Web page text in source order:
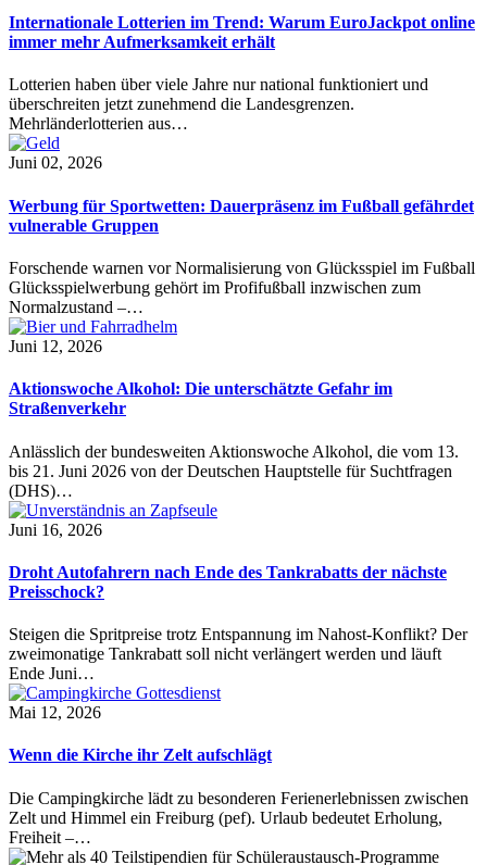
Internationale Lotterien im Trend: Warum EuroJackpot online
immer mehr Aufmerksamkeit erhält
Lotterien haben über viele Jahre nur national funktioniert und
überschreiten jetzt zunehmend die Landesgrenzen.
Mehrländerlotterien aus…
Juni 02, 2026
Werbung für Sportwetten: Dauerpräsenz im Fußball gefährdet
vulnerable Gruppen
Forschende warnen vor Normalisierung von Glücksspiel im Fußball
Glücksspielwerbung gehört im Profifußball inzwischen zum
Normalzustand –…
Juni 12, 2026
Aktionswoche Alkohol: Die unterschätzte Gefahr im
Straßenverkehr
Anlässlich der bundesweiten Aktionswoche Alkohol, die vom 13.
bis 21. Juni 2026 von der Deutschen Hauptstelle für Suchtfragen
(DHS)…
Juni 16, 2026
Droht Autofahrern nach Ende des Tankrabatts der nächste
Preisschock?
Steigen die Spritpreise trotz Entspannung im Nahost-Konflikt? Der
zweimonatige Tankrabatt soll nicht verlängert werden und läuft
Ende Juni…
Mai 12, 2026
Wenn die Kirche ihr Zelt aufschlägt
Die Campingkirche lädt zu besonderen Ferienerlebnissen zwischen
Zelt und Himmel ein Freiburg (pef). Urlaub bedeutet Erholung,
Freiheit –…